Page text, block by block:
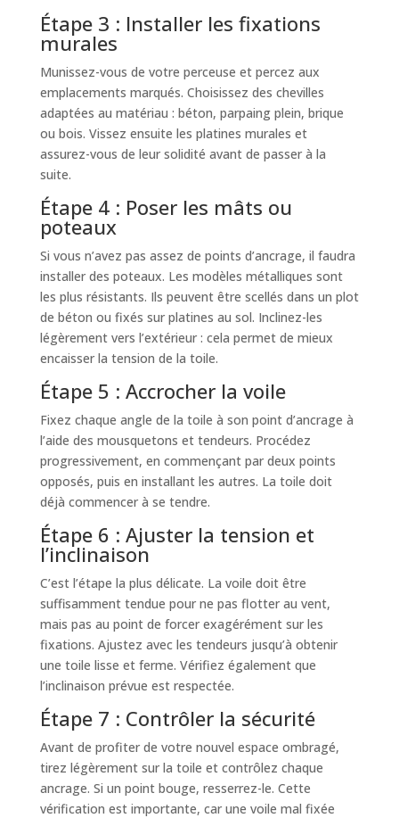
Étape 3 : Installer les fixations
murales
Munissez-vous de votre perceuse et percez aux
emplacements marqués. Choisissez des chevilles
adaptées au matériau : béton, parpaing plein, brique
ou bois. Vissez ensuite les platines murales et
assurez-vous de leur solidité avant de passer à la
suite.
Étape 4 : Poser les mâts ou
poteaux
Si vous n’avez pas assez de points d’ancrage, il faudra
installer des poteaux. Les modèles métalliques sont
les plus résistants. Ils peuvent être scellés dans un plot
de béton ou fixés sur platines au sol. Inclinez-les
légèrement vers l’extérieur : cela permet de mieux
encaisser la tension de la toile.
Étape 5 : Accrocher la voile
Fixez chaque angle de la toile à son point d’ancrage à
l’aide des mousquetons et tendeurs. Procédez
progressivement, en commençant par deux points
opposés, puis en installant les autres. La toile doit
déjà commencer à se tendre.
Étape 6 : Ajuster la tension et
l’inclinaison
C’est l’étape la plus délicate. La voile doit être
suffisamment tendue pour ne pas flotter au vent,
mais pas au point de forcer exagérément sur les
fixations. Ajustez avec les tendeurs jusqu’à obtenir
une toile lisse et ferme. Vérifiez également que
l’inclinaison prévue est respectée.
Étape 7 : Contrôler la sécurité
Avant de profiter de votre nouvel espace ombragé,
tirez légèrement sur la toile et contrôlez chaque
ancrage. Si un point bouge, resserrez-le. Cette
vérification est importante, car une voile mal fixée